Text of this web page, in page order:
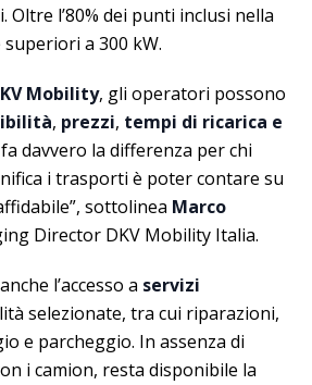
Oltre l’80% dei punti inclusi nella
a 300 kW.
Mobility, gli operatori possono
, prezzi, tempi di ricarica e
fa davvero la differenza per chi
i trasporti è poter contare su
sottolinea Marco
Director DKV Mobility Italia.
l’accesso a servizi
selezionate, tra cui riparazioni,
e parcheggio. In assenza di
i camion, resta disponibile la